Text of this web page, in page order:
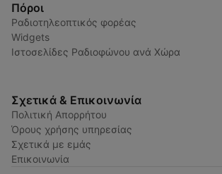
Πόροι
Ραδιοτηλεοπτικός φορέας
Widgets
Ιστοσελίδες Ραδιοφώνου ανά Χώρα
Σχετικά & Επικοινωνία
Πολιτική Απορρήτου
Όρους χρήσης υπηρεσίας
Σχετικά με εμάς
Επικοινωνία